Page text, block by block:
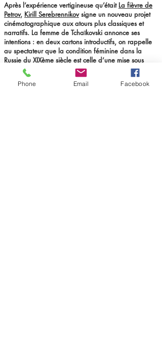
Après l’expérience vertigineuse qu’était La fièvre de
Petrov, Kirill Serebrennikovsigne un nouveau projet
cinématographique aux atours plus classiques et
narratifs. La femme de Tchaïkovski annonce ses
intentions : en deux cartons introductifs, on rappelle
au spectateur que la condition féminine dans la
Russie du XIXème siècle est celle d’une mise sous
tutelle complète et absolue vis à vis des hommes,
qu’ils soient des pères, des frères, ou bien sûr des
maris. Antonina Miliukova a grandi entourée de
Phone Email Facebook